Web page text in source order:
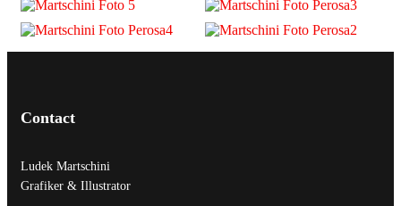
Contact
Ludek Martschini
Grafiker & Illustrator